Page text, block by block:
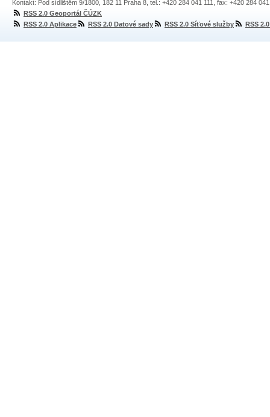
Kontakt: Pod sídlištěm 9/1800, 182 11 Praha 8, tel.: +420 284 041 111, fax: +420 284
RSS 2.0 Geoportál ČÚZK
RSS 2.0 Aplikace
RSS 2.0 Datové sady RSS 2.0 Síťové služby RSS